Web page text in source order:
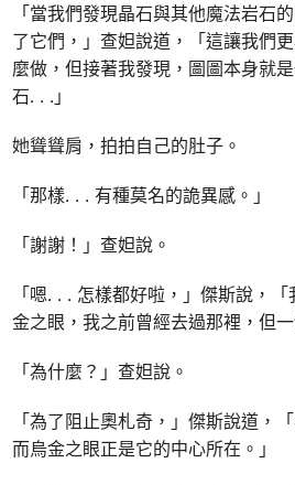
「當我們發現晶石與其他魔法岩石
了它們，」查妲說道，「這讓我們
麼做，但接著我發現，圖圖本身就
石. . .」
她聳聳肩，拍拍自己的肚子。
「那樣. . . 有種莫名的詭異感。」
「謝謝！」查妲說。
「嗯. . . 怎樣都好啦，」傑斯說，
金之眼，我之前曾經去過那裡，但一
「為什麼？」查妲說。
「為了阻止奧札奇，」傑斯說道，
而烏金之眼正是它的中心所在。」